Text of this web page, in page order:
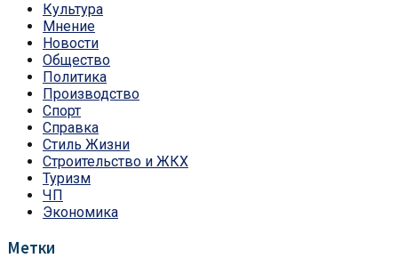
Культура
Мнение
Новости
Общество
Политика
Производство
Спорт
Справка
Стиль Жизни
Строительство и ЖКХ
Туризм
ЧП
Экономика
Метки